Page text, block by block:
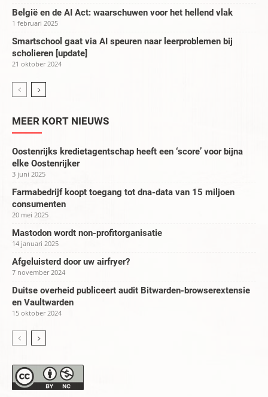
België en de AI Act: waarschuwen voor het hellend vlak
1 februari 2025
Smartschool gaat via AI speuren naar leerproblemen bij
scholieren [update]
21 oktober 2024
MEER KORT NIEUWS
Oostenrijks kredietagentschap heeft een ‘score’ voor bijna
elke Oostenrijker
3 juni 2025
Farmabedrijf koopt toegang tot dna-data van 15 miljoen
consumenten
20 mei 2025
Mastodon wordt non-profitorganisatie
14 januari 2025
Afgeluisterd door uw airfryer?
7 november 2024
Duitse overheid publiceert audit Bitwarden-browserextensie
en Vaultwarden
15 oktober 2024